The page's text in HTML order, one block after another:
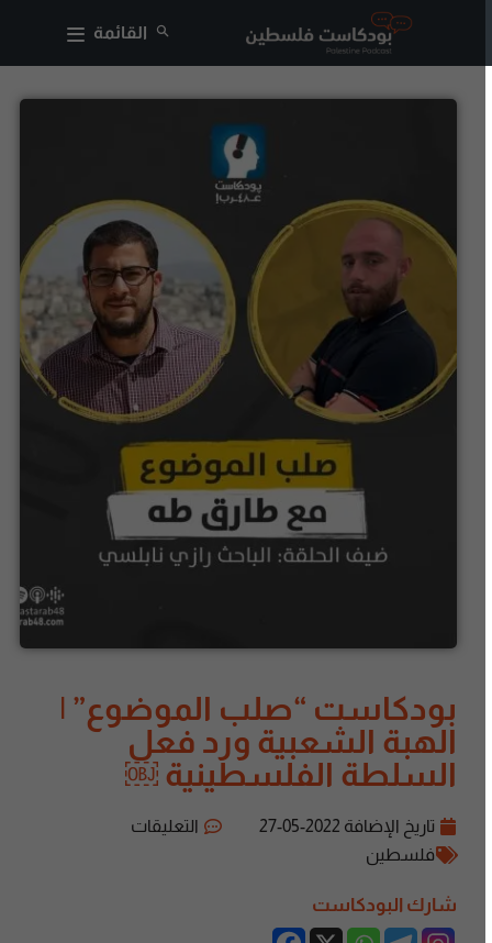
القائمة
بودكاست “صلب الموضوع” |
الهبة الشعبية ورد فعل
السلطة الفلسطينية ￼
تاريخ الإضافة2022-05-27
التعليقات
فلسطين
شارك البودكاست